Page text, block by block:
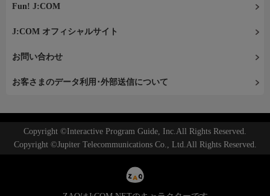
Fun! J:COM
J:COM オフィシャルサイト
お問い合わせ
お客さまのデータ利用･外部送信について
Copyright ©Interactive Program Guide, Inc.All Rights Reserved.
Copyright ©Jupiter Telecommunications Co., Ltd.All Rights Reserved.